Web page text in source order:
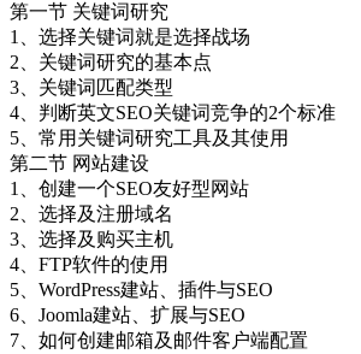
第一节 关键词研究
1、选择关键词就是选择战场
2、关键词研究的基本点
3、关键词匹配类型
4、判断英文SEO关键词竞争的2个标准
5、常用关键词研究工具及其使用
第二节 网站建设
1、创建一个SEO友好型网站
2、选择及注册域名
3、选择及购买主机
4、FTP软件的使用
5、WordPress建站、插件与SEO
6、Joomla建站、扩展与SEO
7、如何创建邮箱及邮件客户端配置